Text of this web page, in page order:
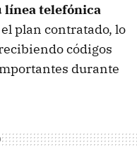
línea telefónica
plan contratado, lo
códigos
durante